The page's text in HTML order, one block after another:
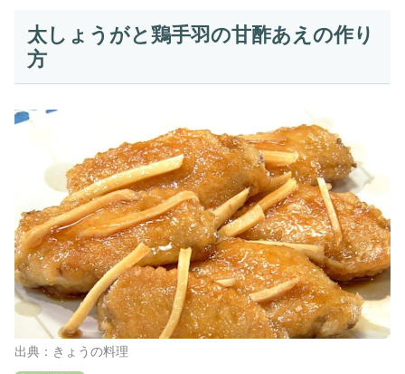
太しょうがと鶏手羽の甘酢あえの作り
方
出典：きょうの料理